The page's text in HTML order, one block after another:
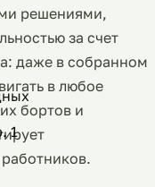
решениями,
за счет
даже в собранном
в любое
бортов и
1